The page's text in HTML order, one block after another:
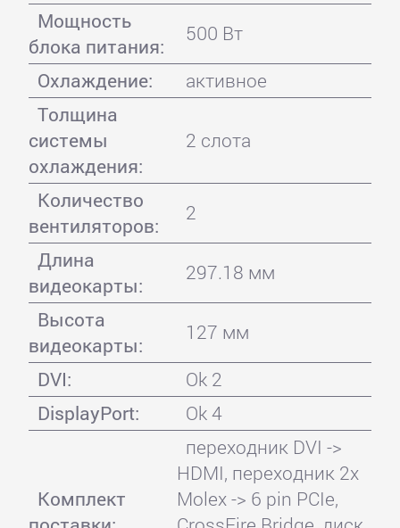
Мощность
блока питания:
500 Вт
Охлаждение:
активное
Толщина
системы
охлаждения:
2 слота
Количество
вентиляторов:
2
Длина
видеокарты:
297.18 мм
Высота
видеокарты:
127 мм
DVI:
Ok 2
DisplayPort:
Ok 4
Комплект
переходник DVI ->
HDMI, переходник 2x
Molex -> 6 pin PCIe,